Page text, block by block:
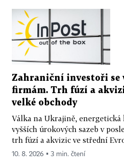
Zahraniční investoři se
firmám. Trh fúzí a
velké obchody
Válka na Ukrajině,
vyšších úrokových sazeb v
trh fúzí a akvizic ve střední
10. 8. 2026 ▪ 3 min. čtení